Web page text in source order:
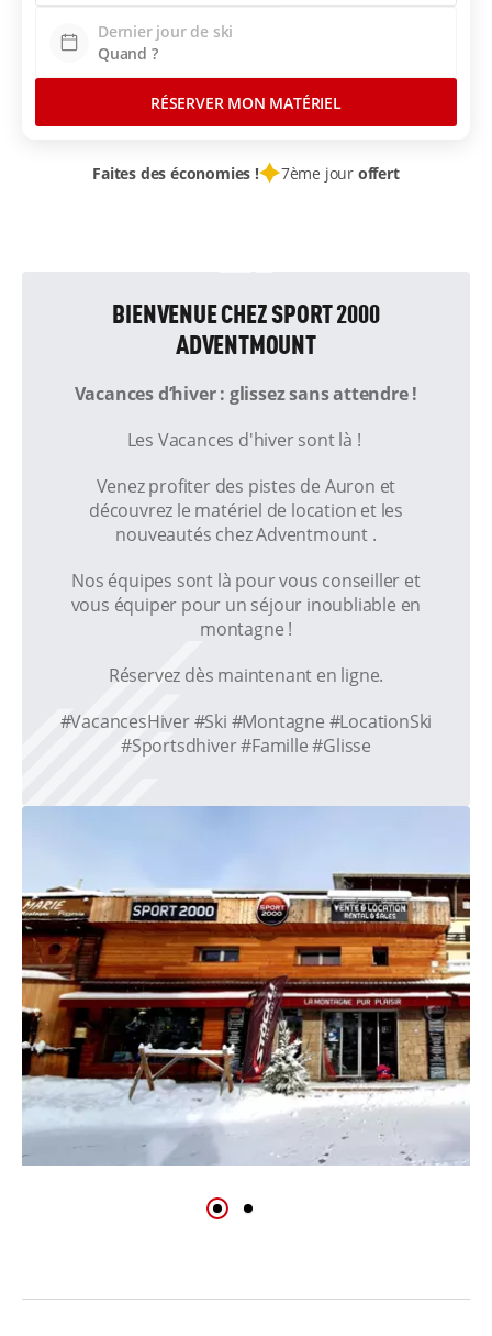
Dernier jour de ski
RÉSERVER MON MATÉRIEL
Faites des économies ! 7ème jour offert
BIENVENUE CHEZ SPORT 2000
ADVENTMOUNT
Vacances d’hiver : glissez sans attendre !
Les Vacances d'hiver sont là !
Venez profiter des pistes de Auron et
découvrez le matériel de location et les
nouveautés chez Adventmount .
Nos équipes sont là pour vous conseiller et
vous équiper pour un séjour inoubliable en
montagne !
Réservez dès maintenant en ligne.
#VacancesHiver #Ski #Montagne #LocationSki
#Sportsdhiver #Famille #Glisse